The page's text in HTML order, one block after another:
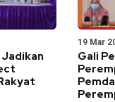
19 Mar
Gali